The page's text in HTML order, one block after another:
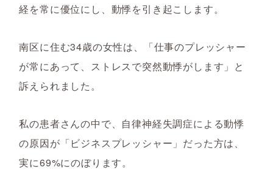
経を常に優位にし、動悸を引き起こします。
南区に住む34歳の女性は、「仕事のプレッシャー
が常にあって、ストレスで突然動悸がします」と
訴えられました。
私の患者さんの中で、自律神経失調症による動悸
の原因が「ビジネスプレッシャー」だった方は、
実に69%にのぼります。